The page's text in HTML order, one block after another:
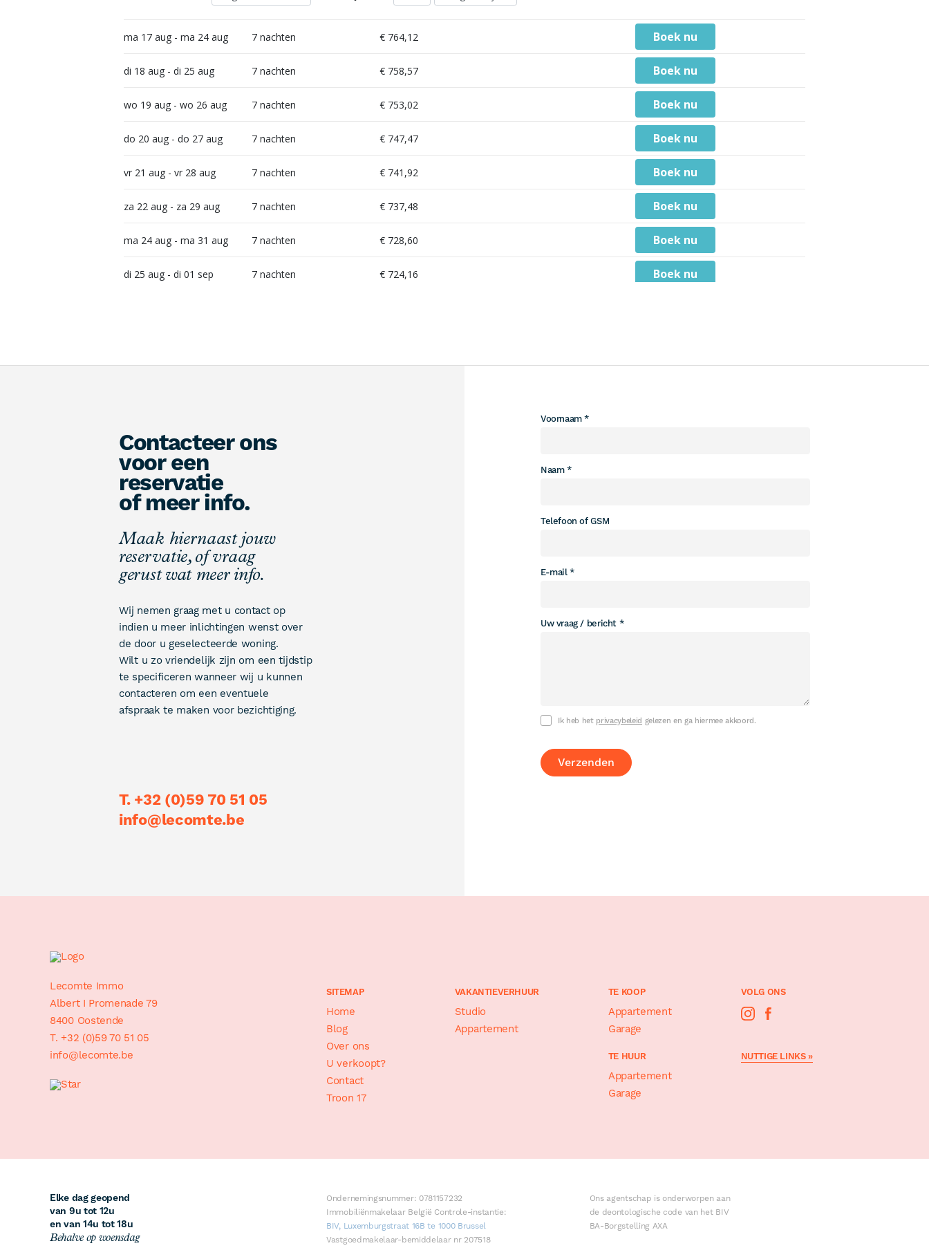
Contacteer ons
voor een
reservatie
of meer info.
Maak hiernaast jouw
reservatie, of vraag
gerust wat meer info.
Wij nemen graag met u contact op
indien u meer inlichtingen wenst over
de door u geselecteerde woning.
Wilt u zo vriendelijk zijn om een tijdstip
te specificeren wanneer wij u kunnen
contacteren om een eventuele
afspraak te maken voor bezichtiging.
T. +32 (0)59 70 51 05
info@lecomte.be
Leave
Voornaam
Naam
Telefoon of GSM
E-mail
Uw vraag / bericht
Ik heb het privacybeleid gelezen en ga hiermee akkoord.
Verzenden
Lecomte Immo
Albert I Promenade 79
8400 Oostende
T. +32 (0)59 70 51 05
info@lecomte.be
SITEMAP
Home
Blog
Over ons
U verkoopt?
Contact
Troon 17
VAKANTIEVERHUUR
Studio
Appartement
TE KOOP
Appartement
Garage
TE HUUR
Appartement
Garage
VOLG ONS
NUTTIGE LINKS »
Openingsuren
Elke dag geopend
van 9u tot 12u
en van 14u tot 18u
Behalve op woensdag
Ondernemingsnummer: 0781157232
Immobiliënmakelaar België Controle-instantie:
BIV, Luxemburgstraat 16B te 1000 Brussel
Vastgoedmakelaar-bemiddelaar nr 207518
Ons agentschap is onderworpen aan
de deontologische code van het BIV
BA-Borgstelling AXA